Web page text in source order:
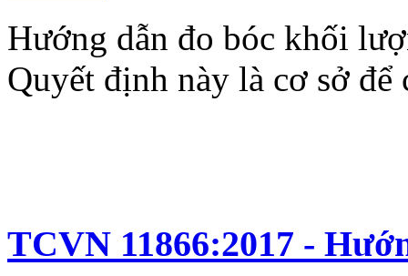
Hướng dẫn đo bóc khối
Quyết định này là cơ sở để
TCVN 11866:2017 -